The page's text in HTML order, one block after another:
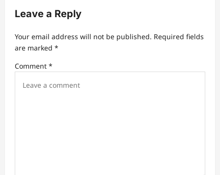
v
g
t
Leave a Reply
Your email address will not be published. Required fields
are marked *
Comment *